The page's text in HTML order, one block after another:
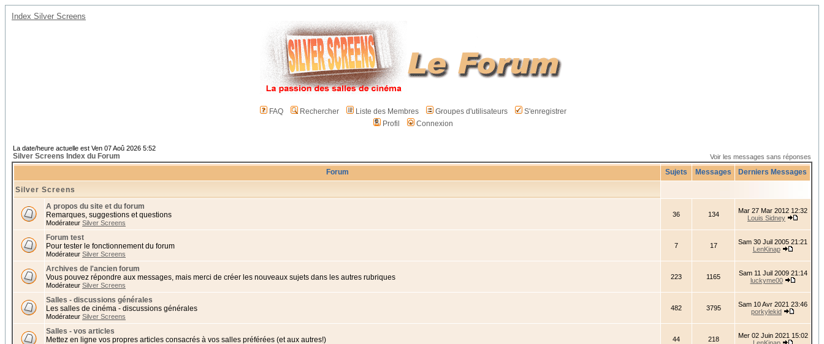
Index Silver Screens
FAQ Rechercher Liste des Membres Groupes d'utilisateurs
S'enregistrer
Profil
Connexion
La date/heure actuelle est Ven 07 Aoû 2026 5:52
Silver Screens Index du Forum Voir les messages sans réponses
Forum Sujets Messages Derniers Messages
Silver Screens
A propos du site et du forum
Remarques, suggestions et questions
Modérateur Silver Screens
36 134
Mar 27 Mar 2012 12:32
Louis Sidney
Forum test
Pour tester le fonctionnement du forum
Modérateur Silver Screens
7 17
Sam 30 Juil 2005 21:21
LenKinap
Archives de l'ancien forum
Vous pouvez répondre aux messages, mais merci de créer les nouveaux sujets dans les autres rubriques
Modérateur Silver Screens
223 1165
Sam 11 Juil 2009 21:14
luckyme00
Salles - discussions générales
Les salles de cinéma - discussions générales
Modérateur Silver Screens
482 3795
Sam 10 Avr 2021 23:46
porkylekid
Salles - vos articles
Mettez en ligne vos propres articles consacrés à vos salles préférées (et aux autres!)
44 218
Mer 02 Juin 2021 15:02